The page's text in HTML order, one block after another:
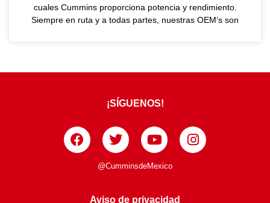
cuales Cummins proporciona potencia y rendimiento.
Siempre en ruta y a todas partes, nuestras OEM’s son
¡SÍGUENOS!
@CumminsdeMexico
Aviso de privacidad